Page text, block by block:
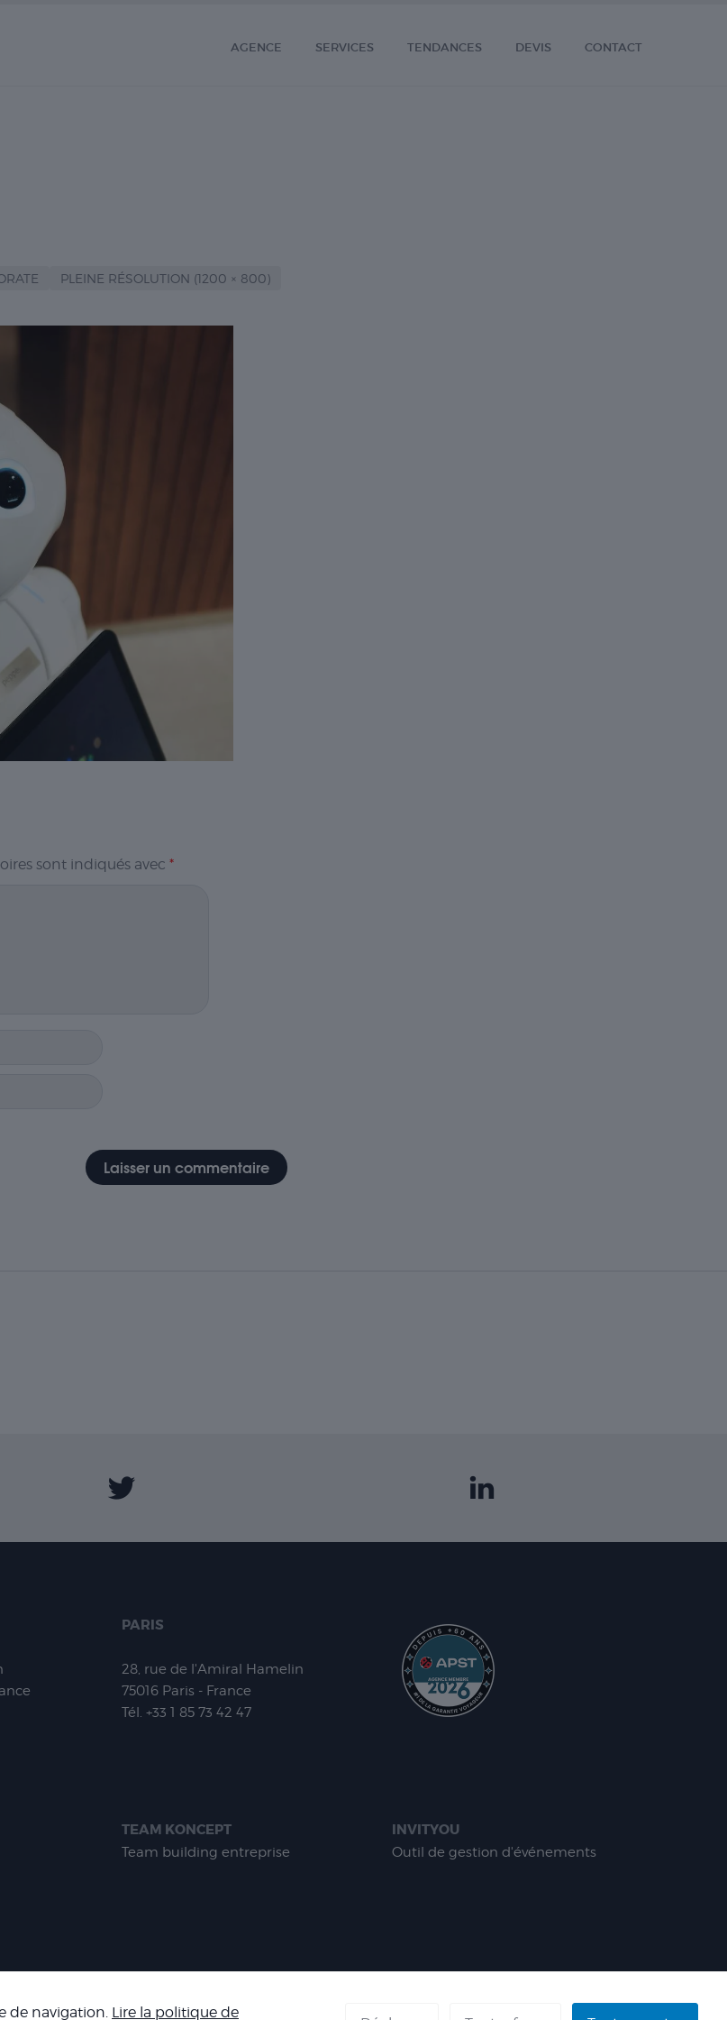
AGENCE SERVICES TENDANCES DEVIS CONTACT
PLEINE RÉSOLUTION (1200 × 800)
sont indiqués avec *
PARIS
28, rue de l'Amiral Hamelin
75016 Paris - France
Tél. +33 1 85 73 42 47
TEAM KONCEPT
Team building entreprise
INVITYOU
Outil de gestion d'événements
de navigation. Lire la politique de